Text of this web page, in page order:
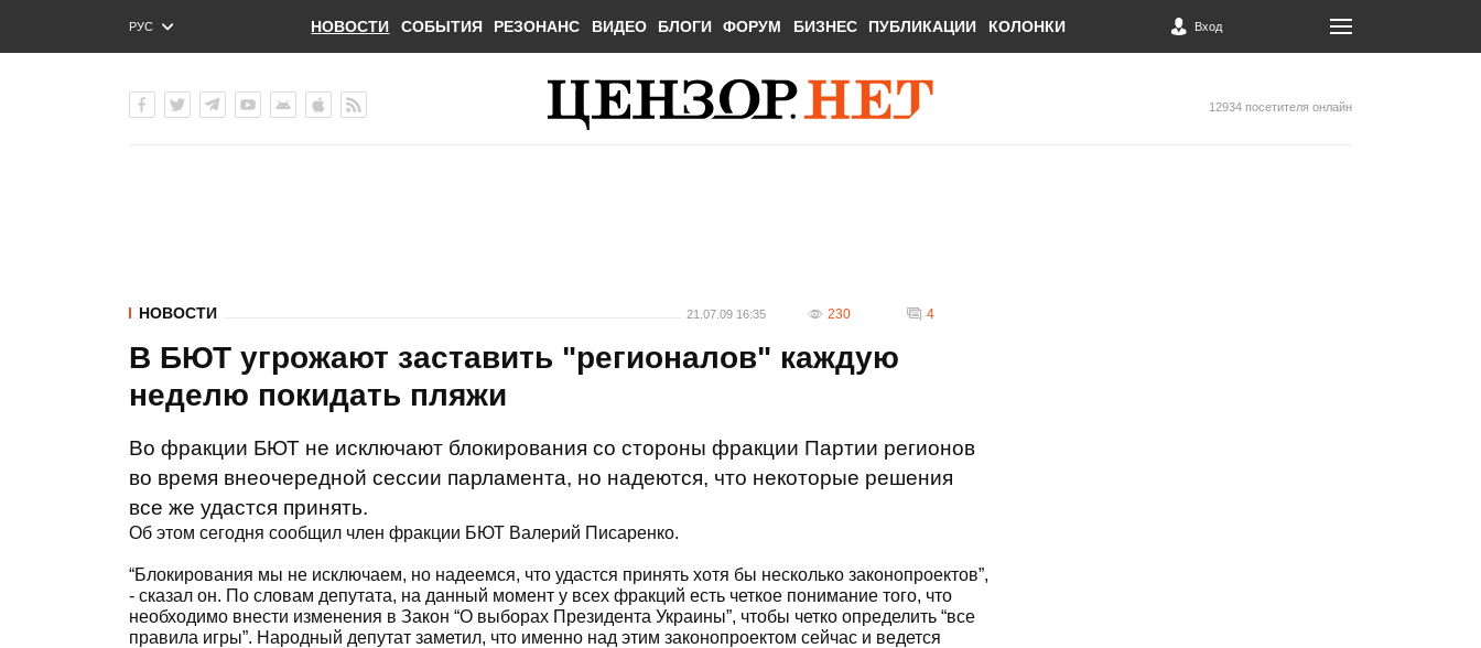
РУС
ENG
НОВОСТИ СОБЫТИЯ РЕЗОНАНС ВИДЕО БЛОГИ ФОРУМ БИЗНЕС ПУБЛИКАЦИИ КОЛОНКИ Вход
12934 посетителя онлайн
НОВОСТИ 21.07.09 16:35 230 4
В БЮТ угрожают заставить "регионалов" каждую
неделю покидать пляжи
Во фракции БЮТ не исключают блокирования со стороны фракции Партии регионов
во время внеочередной сессии парламента, но надеются, что некоторые решения
все же удастся принять.
Об этом сегодня сообщил член фракции БЮТ Валерий Писаренко.
“Блокирования мы не исключаем, но надеемся, что удастся принять хотя бы несколько законопроектов”,
- сказал он. По словам депутата, на данный момент у всех фракций есть четкое понимание того, что
необходимо внести изменения в Закон “О выборах Президента Украины”, чтобы четко определить “все
правила игры”. Народный депутат заметил, что именно над этим законопроектом сейчас и ведется